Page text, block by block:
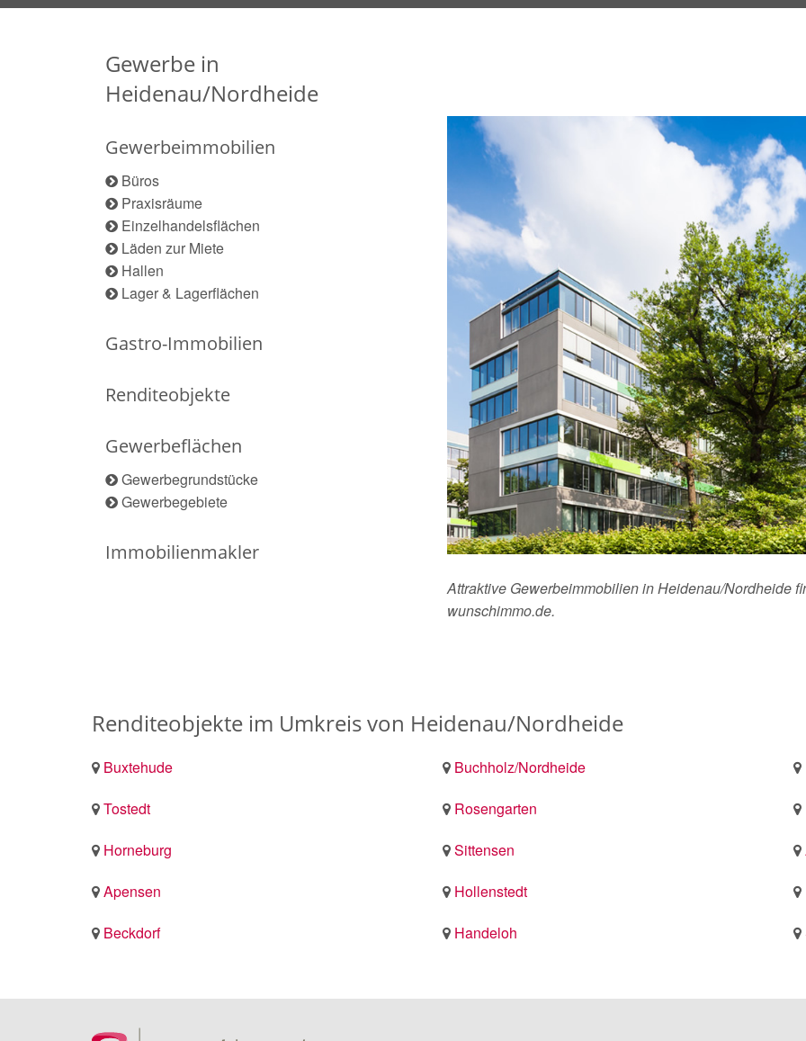
Gewerbe in
Heidenau/Nordheide
Gewerbeimmobilien
Büros
Praxisräume
Einzelhandelsflächen
Läden zur Miete
Hallen
Lager & Lagerflächen
Gastro-Immobilien
Renditeobjekte
Gewerbeflächen
Gewerbegrundstücke
Gewerbegebiete
Immobilienmakler
Attraktive Gewerbeimmobilien in Heidenau/Nordheide
wunschimmo.de.
Renditeobjekte im Umkreis von Heidenau/Nordheide
Buxtehude Buchholz/Nordheide
Tostedt
Rosengarten
Horneburg
Sittensen
Apensen
Hollenstedt
Beckdorf
Handeloh